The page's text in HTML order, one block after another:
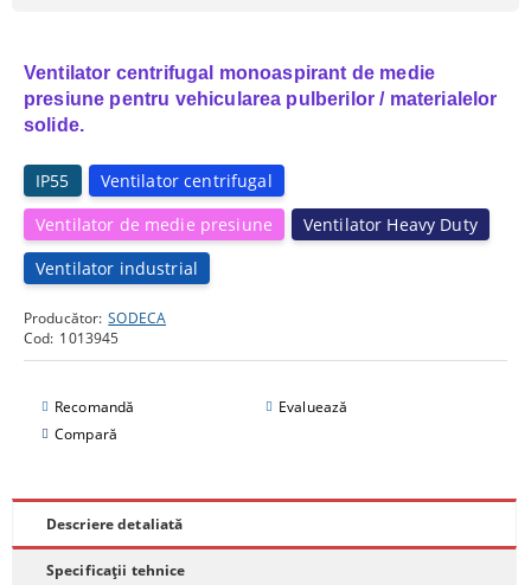
Ventilator centrifugal monoaspirant de medie
presiune pentru vehicularea pulberilor / materialelor
solide.
IP55
Ventilator centrifugal
Ventilator de medie presiune
Ventilator Heavy Duty
Ventilator industrial
Producător: SODECA
Cod: 1013945
Recomandă
Evaluează
Compară
Descriere detaliată
Specificații tehnice